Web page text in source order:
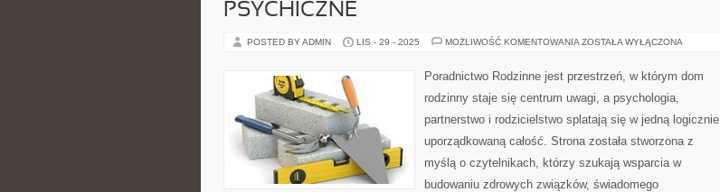
PSYCHICZNE
POSTED BY ADMIN LIS - 29 - 2025 MOŻLIWOŚĆ KOMENTOWANIA PSYCHOLOGIA
ZABURZENIA
PSYCHICZNE
ZOSTAŁA WYŁĄCZONA
Poradnictwo Rodzinne jest przestrzeń, w którym dom
rodzinny staje się centrum uwagi, a psychologia,
partnerstwo i rodzicielstwo splatają się w jedną logicznie
uporządkowaną całość. Strona została stworzona z
myślą o czytelnikach, którzy szukają wsparcia w
budowaniu zdrowych związków, świadomego